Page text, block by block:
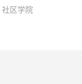
社区学院